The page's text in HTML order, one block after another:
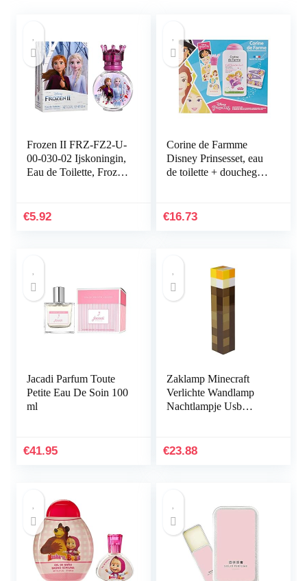
Frozen II FRZ-FZ2-U-
00-030-02 Ijskoningin,
Eau de Toilette, Frozen
€5.92
Corine de Farmme
Disney Prinsesset, eau
de toilette + douchegel
€16.73
Jacadi Parfum Toute
Petite Eau De Soin 100
ml
€41.95
Zaklamp Minecraft
Verlichte Wandlamp
Nachtlampje Usb
Wandmontage
€23.88